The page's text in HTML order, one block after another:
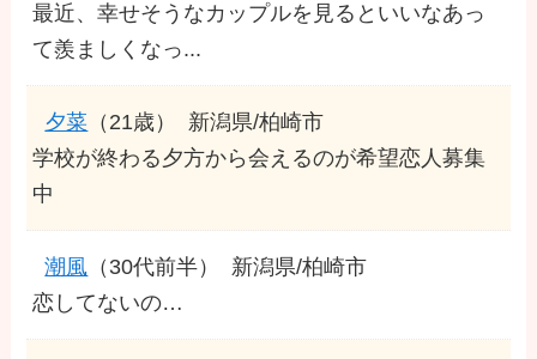
最近、幸せそうなカップルを見るといいなあっ
て羨ましくなっ...
夕菜 （21歳）
新潟県/柏崎市
学校が終わる夕方から会えるのが希望恋人募集
中
潮風 （30代前半）
新潟県/柏崎市
恋してないの…